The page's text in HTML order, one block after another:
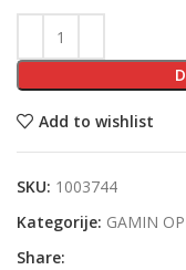
Add to wishlist
SKU: 1003744
Kategorije: GAMIN
Share: